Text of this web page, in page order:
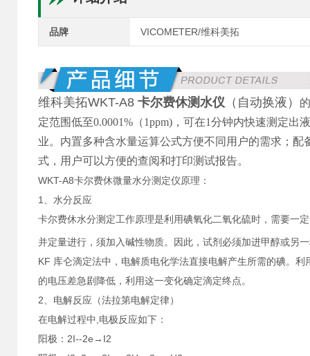
品牌 VICOMETER/维科美拓
维科美拓WKT-A8 卡尔费休测水仪 （自动换液）
定范围低至0.0001%（1ppm)，可在1分钟内快速测定
业。内置多种含水量运算公式方便不同用户的需求；配
式，用户可以方便的查阅和打印测试报告。
WKT-A8卡尔费休微量水分测定仪原理：
1、水分反应
卡尔费休水分测定工作原理是利用碘氧化二氧化硫时，需要一
并定量进行，须加入碱性物质。因此，试剂必须加进甲醇或另
KF 库仑滴定法中，电解质电化学法直接电解产生所需的碘。
的电压差急剧降低，利用这一变化确定滴定终点。
2、电解反应（法拉第电解定律）
在电解过程中,电极反应如下：
阳极：2I--2e→I2